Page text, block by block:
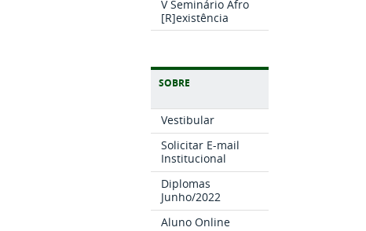
V Seminário Afro
[R]existência
SOBRE
Vestibular
Solicitar E-mail
Institucional
Diplomas
Junho/2022
Aluno Online